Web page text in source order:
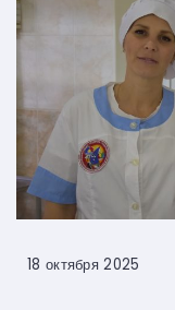
18 октября 2025